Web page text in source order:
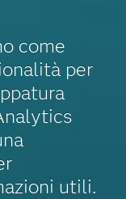
come
per
utili.